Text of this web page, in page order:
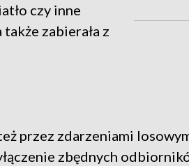
czy inne
zabierała z
przez zdarzeniami
zbędnych